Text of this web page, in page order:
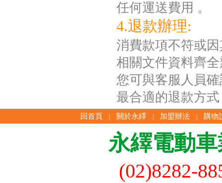
任何運送費用 。
4.退款辦理:
消費款項不符或
相關文件資料齊
您可與客服人員
最合適的退款方
回首頁 關於永繹 加盟辦法 購物
永繹電動
(02)8282-